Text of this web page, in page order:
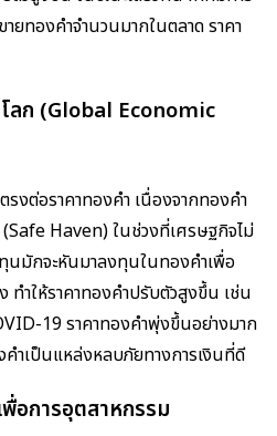
ยทองคำจำนวนมากในตลาด ราคา
ลก (Global Economic
งต่อราคาทองคำ เนื่องจากทองคำ
Haven) ในช่วงที่เศรษฐกิจไม่
มักจะหันมาลงทุนในทองคำเพื่อ
ำให้ราคาทองคำปรับตัวสูงขึ้น เช่น
19 ราคาทองคำพุ่งขึ้นอย่างมาก
ำเป็นแหล่งหลบภัยทางการเงินที่ดี
อการอุตสาหกรรม